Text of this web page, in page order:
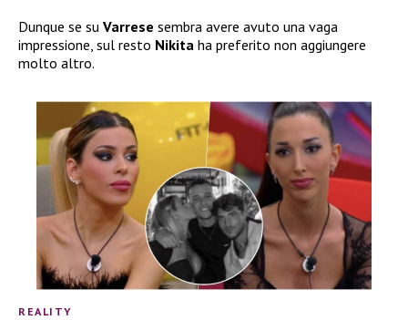
Dunque se su Varrese sembra avere avuto una vaga
impressione, sul resto Nikita ha preferito non aggiungere
molto altro.
REALITY